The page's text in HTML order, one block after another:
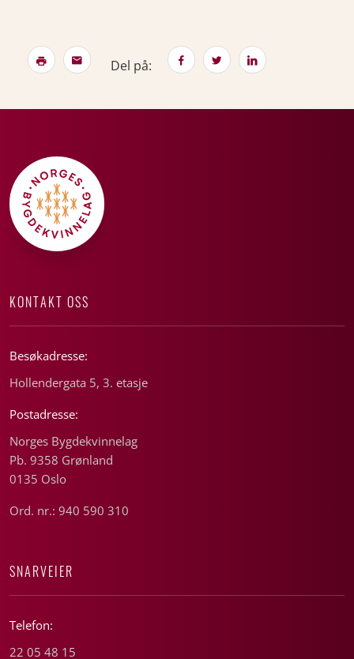
Del på:
KONTAKT OSS
Besøkadresse:
Hollendergata 5, 3. etasje
Postadresse:
Norges Bygdekvinnelag
Pb. 9358 Grønland
0135 Oslo
Ord. nr.: 940 590 310
SNARVEIER
Telefon:
22 05 48 15